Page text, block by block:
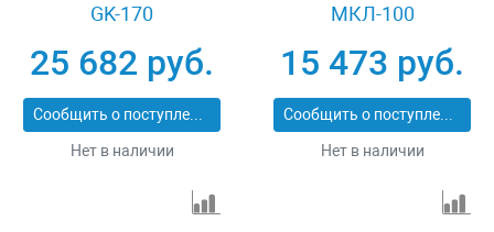
GK-170
25 682 руб.
Сообщить о поступлении
Нет в наличии
МКЛ-100
15 473 руб.
Сообщить о поступлении
Нет в наличии